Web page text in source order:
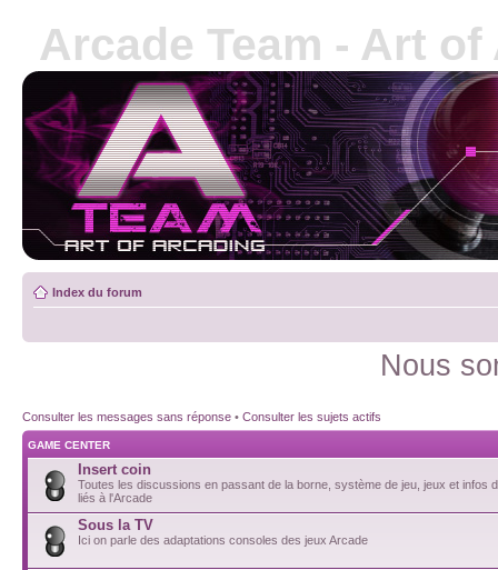
Arcade Team - Art
Index du forum
Nous
Consulter les messages sans réponse • Consulter les sujets actifs
GAME CENTER
Insert coin
Toutes les discussions en passant de la borne, système de jeu, jeux et infos
liés à l'Arcade
Sous la TV
Ici on parle des adaptations consoles des jeux Arcade